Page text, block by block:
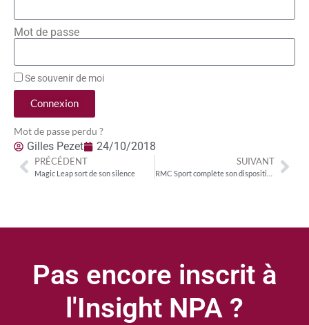
Mot de passe
Se souvenir de moi
Connexion
Mot de passe perdu ?
Gilles Pezet 24/10/2018
PRÉCÉDENT
Magic Leap sort de son silence
SUIVANT
Pas encore inscrit à
l'Insight NPA ?